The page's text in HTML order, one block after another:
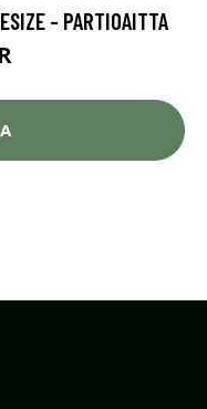
- PARTIOAITTA